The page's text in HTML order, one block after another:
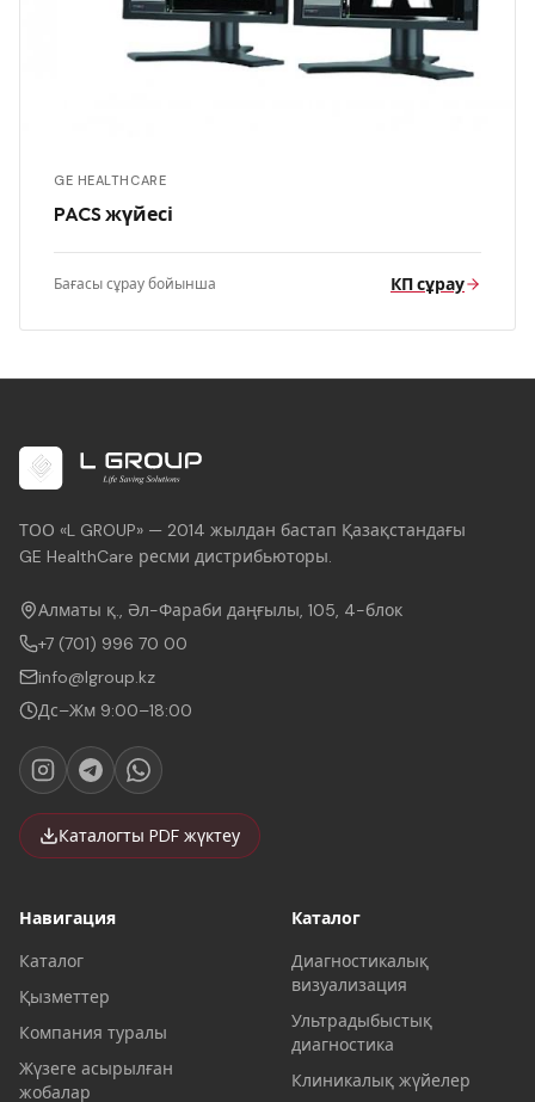
GE HEALTHCARE
PACS жүйесі
Бағасы сұрау бойынша КП сұрау
ТОО «L GROUP» — 2014 жылдан бастап Қазақстандағы
GE HealthCare ресми дистрибьюторы.
Алматы қ., Әл-Фараби даңғылы, 105, 4-блок
+7 (701) 996 70 00
info@lgroup.kz
Дс–Жм 9:00–18:00
Каталогты PDF жүктеу
Навигация
Каталог
Қызметтер
Компания туралы
Жүзеге асырылған
жобалар
Каталог
Диагностикалық
визуализация
Ультрадыбыстық
диагностика
Клиникалық жүйелер